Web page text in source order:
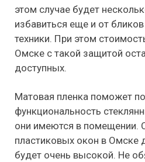
этом случае будет
избавиться еще и от
техники. При этом
Омске с такой защитой
доступных.
Матовая пленка поможет
функциональность
они имеются в помещении.
пластиковых окон в Омске
будет очень высокой. Не